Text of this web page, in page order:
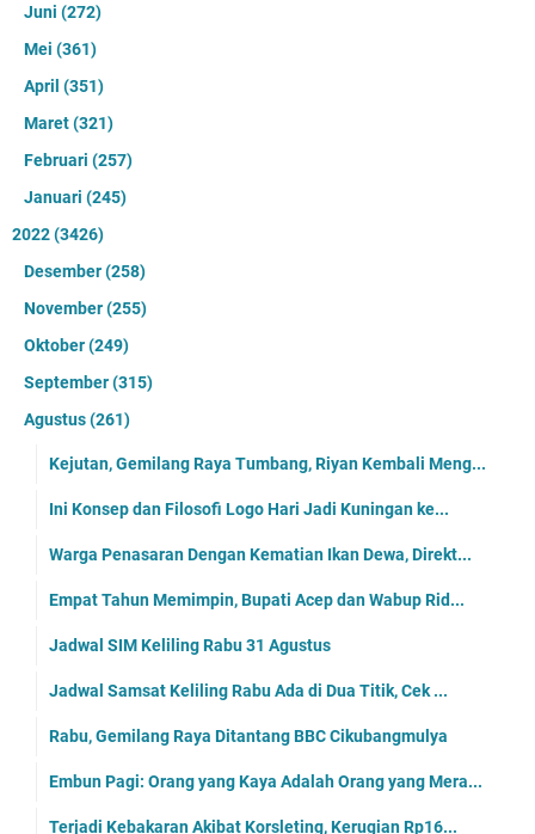
Juni (272)
Mei (361)
April (351)
Maret(321)
Februari (257)
Januari (245)
2022(3426)
Desember(258)
November(255)
Oktober(249)
September(315)
Agustus(261)
Kejutan, Gemilang Raya Tumbang, Riyan Kembali Meng...
Ini Konsep dan Filosofi Logo Hari Jadi Kuningan ke...
Warga Penasaran Dengan Kematian Ikan Dewa, Direkt...
Empat Tahun Memimpin, Bupati Acep dan Wabup Rid...
Jadwal SIM Keliling Rabu 31 Agustus
Jadwal Samsat Keliling Rabu Ada di Dua Titik, Cek ...
Rabu, Gemilang Raya Ditantang BBC Cikubangmulya
Embun Pagi: Orang yang Kaya Adalah Orang yang Mera...
Terjadi Kebakaran Akibat Korsleting, Kerugian Rp16...